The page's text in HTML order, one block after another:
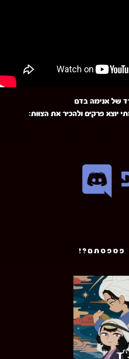
של אנימה בדם
יוצא פרקים ולהכיר את הצוות:
פספסתם?!